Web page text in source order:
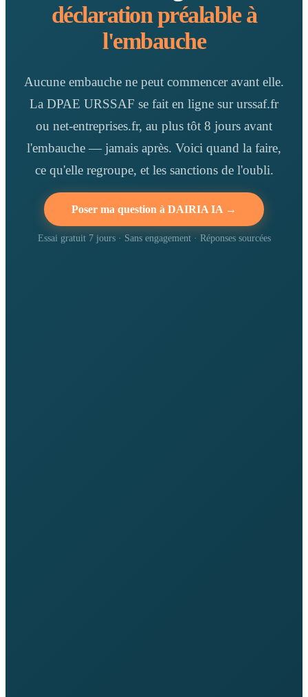
déclaration préalable à
l'embauche
Aucune embauche ne peut commencer avant elle.
La DPAE URSSAF se fait en ligne sur urssaf.fr
ou net-entreprises.fr, au plus tôt 8 jours avant
l'embauche — jamais après. Voici quand la faire,
ce qu'elle regroupe, et les sanctions de l'oubli.
Poser ma question à DAIRIA IA →
Essai gratuit 7 jours · Sans engagement · Réponses sourcées